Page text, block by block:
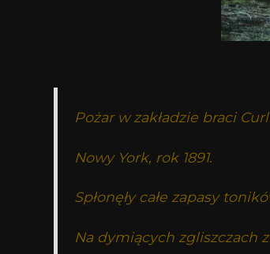
Pożar w zakładzie braci
Nowy York, rok 1891.
Spłonęły całe zapasy
Na dymiących zgliszczach